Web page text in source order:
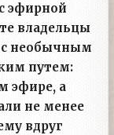
эфирной
владельцы
с необычным
путем:
эфире, а
не менее
вдруг